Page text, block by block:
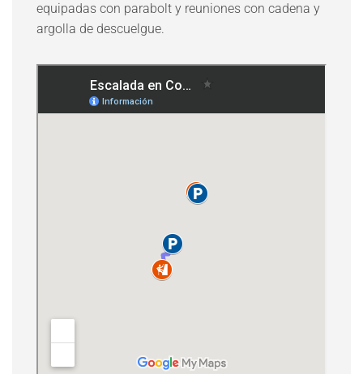
equipadas con parabolt y reuniones con cadena y
argolla de descuelgue.